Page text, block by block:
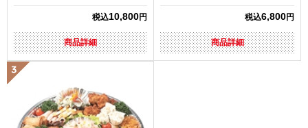
税込10,800円
商品詳細
税込6,800円
商品詳細